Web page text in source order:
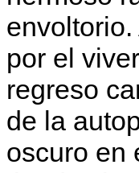
por el
regreso
de la
oscuro en